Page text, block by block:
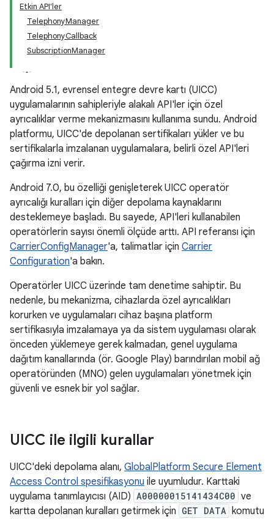
Etkin API'ler
TelephonyManager
TelephonyCallback
SubscriptionManager
Android 5.1, evrensel entegre devre kartı (UICC)
uygulamalarının sahipleriyle alakalı API'ler için özel
ayrıcalıklar verme mekanizmasını kullanıma sundu. Android
platformu, UICC'de depolanan sertifikaları yükler ve bu
sertifikalarla imzalanan uygulamalara, belirli özel API'leri
çağırma izni verir.
Android 7.0, bu özelliği genişleterek UICC operatör
ayrıcalığı kuralları için diğer depolama kaynaklarını
desteklemeye başladı. Bu sayede, API'leri kullanabilen
operatörlerin sayısı önemli ölçüde arttı. API referansı için
CarrierConfigManager'a, talimatlar için Carrier
Configuration'a bakın.
Operatörler UICC üzerinde tam denetime sahiptir. Bu
nedenle, bu mekanizma, cihazlarda özel ayrıcalıkları
korurken ve uygulamaları cihaz başına platform
sertifikasıyla imzalamaya ya da sistem uygulaması olarak
önceden yüklemeye gerek kalmadan, genel uygulama
dağıtım kanallarında (ör. Google Play) barındırılan mobil ağ
operatöründen (MNO) gelen uygulamaları yönetmek için
güvenli ve esnek bir yol sağlar.
UICC ile ilgili kurallar
UICC'deki depolama alanı, GlobalPlatform Secure Element
Access Control spesifikasyonu ile uyumludur. Karttaki
uygulama tanımlayıcısı (AID) A00000015141434C00 ve
kartta depolanan kuralları getirmek için GET DATA komutu